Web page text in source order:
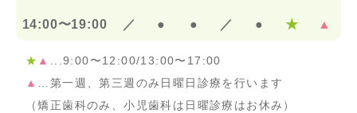
14:00〜19:00 ／ ● ● ／ ● ★ ▲
★ ▲
...9:00〜12:00/13:00〜17:00
▲
…第一週、第三週のみ日曜日診療を行います
（矯正歯科のみ、小児歯科は日曜診療はお休み）